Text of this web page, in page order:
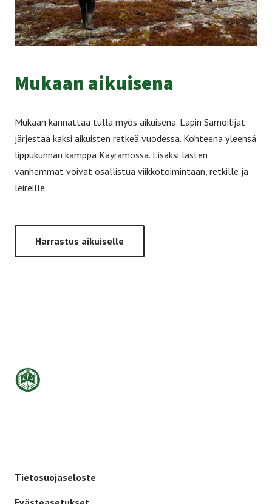
Mu­kaan ai­kui­se­na
Mukaan kannattaa tulla myös aikuisena. Lapin Samoilijat
järjestää kaksi aikuisten retkeä vuodessa. Kohteena yleensä
lippukunnan kämppä Käyrämössä. Lisäksi lasten
vanhemmat voivat osallistua viikkotoimintaan, retkille ja
leireille.
Harrastus aikuiselle
Etusivulle
Tietosuojaseloste